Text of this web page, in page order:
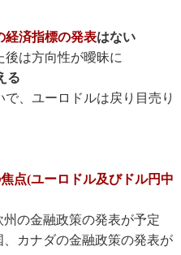
経済指標の発表はない
は方向性が曖昧に
る
、ユーロドルは戻り目売り
点(ユーロドル及びドル円中
の金融政策の発表が予定
カナダの金融政策の発表が